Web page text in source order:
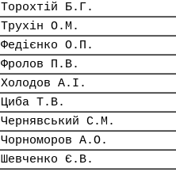
Торохтій Б.Г.
Трухін О.М.
Федієнко О.П.
Фролов П.В.
Холодов А.І.
Циба Т.В.
Чернявський С.М.
Чорноморов А.О.
Шевченко Є.В.